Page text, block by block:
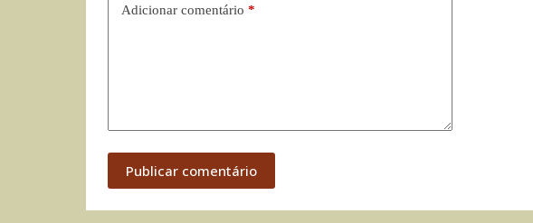
Adicionar comentário *
Publicar comentário